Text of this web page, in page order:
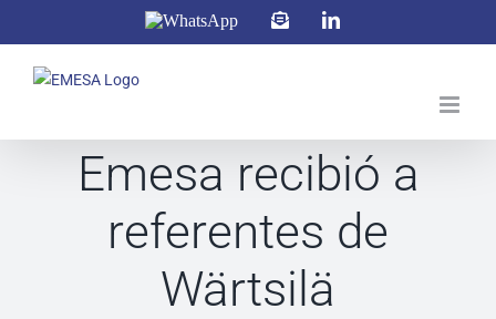
contenido
WhatsApp
CorreoLinkedIn
Emesa recibió a
referentes de
Wärtsilä